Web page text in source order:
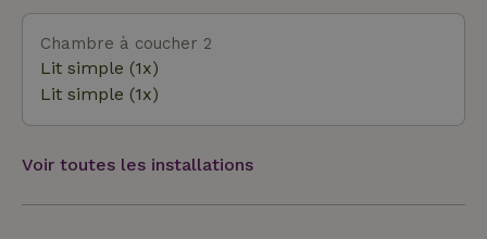
Asser, une journée de terrasses ou de shopping.
Chambre à coucher 2
Lit simple (1x)
Lit simple (1x)
Voir toutes les installations